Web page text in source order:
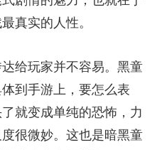
真实的人性。
给玩家并不容易。黑童
到手游上，要怎么表
就变成单纯的恐怖，力
很微妙。这也是暗黑童